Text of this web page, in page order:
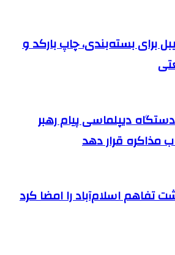
برای بسته‌بندی، چاپ بارکد و
دیپلماسی پیام رهبر
مذاکره قرار دهد
تفاهم اسلام‌آباد را امضا کرد